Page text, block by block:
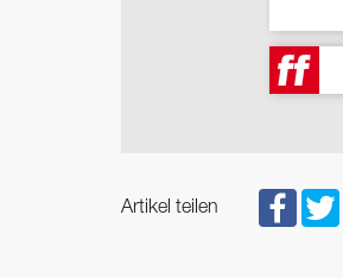
Artikel teilen